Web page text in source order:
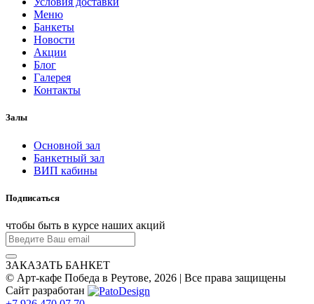
Меню
Банкеты
Новости
Акции
Блог
Галерея
Контакты
Залы
Основной зал
Банкетный зал
ВИП кабины
Подписаться
чтобы быть в курсе наших акций
ЗАКАЗАТЬ БАНКЕТ
© Арт-кафе Победа в Реутове, 2026 | Все права защищены
Сайт разработан